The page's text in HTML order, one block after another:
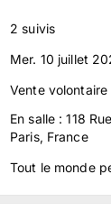
2 suivis
Mer. 10 juillet
Vente volontaire
En salle :118
Paris, France
Tout le monde